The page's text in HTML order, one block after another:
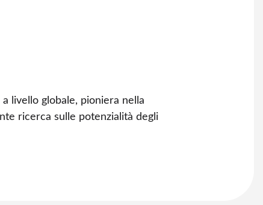
livello globale, pioniera nella
ricerca sulle potenzialità degli